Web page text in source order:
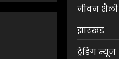
जीवन शैली
झारखंड
ट्रेंडिंग न्यूज़